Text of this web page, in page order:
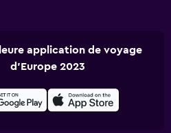
application de voyage
d'Europe 2023